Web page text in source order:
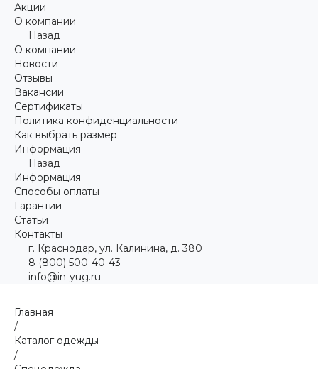
Акции
О компании
Назад
О компании
Новости
Отзывы
Вакансии
Сертификаты
Политика конфиденциальности
Как выбрать размер
Информация
Назад
Информация
Способы оплаты
Гарантии
Статьи
Контакты
г. Краснодар, ул. Калинина, д. 380
8 (800) 500-40-43
info@in-yug.ru
Главная
/
Каталог одежды
/